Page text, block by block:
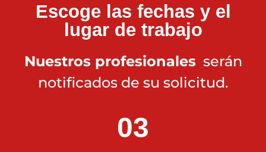
Escoge las fechas y el
lugar de trabajo
Nuestros profesionales serán
notificados de su solicitud.
03